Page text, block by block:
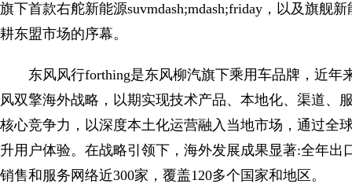
旗下首款右舵新能源suvmdash;mdash;friday，以及旗舰
耕东盟市场的序幕。
东风风行forthing是东风柳汽旗下乘用车品牌，近
风双擎海外战略，以期实现技术产品、本地化、渠道、
核心竞争力，以深度本土化运营融入当地市场，通过全
升用户体验。在战略引领下，海外发展成果显著:全年出
销售和服务网络近300家，覆盖120多个国家和地区。